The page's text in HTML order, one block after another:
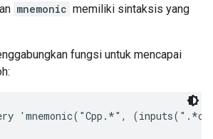
mnemonic memiliki sintaksis yang
fungsi untuk mencapai